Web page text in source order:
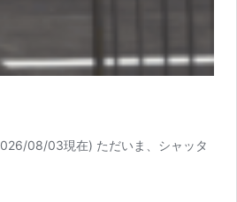
08/03現在) ただいま、シャッタ